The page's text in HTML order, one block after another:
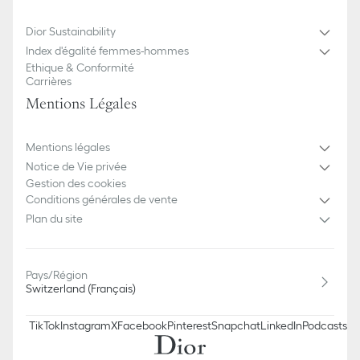
Dior Sustainability
Index d'égalité femmes-hommes
Ethique & Conformité
Carrières
Mentions Légales
Mentions légales
Notice de Vie privée
Gestion des cookies
Conditions générales de vente
Plan du site
Pays/Région
Switzerland (Français)
TikTokInstagramXFacebookPinterestSnapchatLinkedInPodcasts